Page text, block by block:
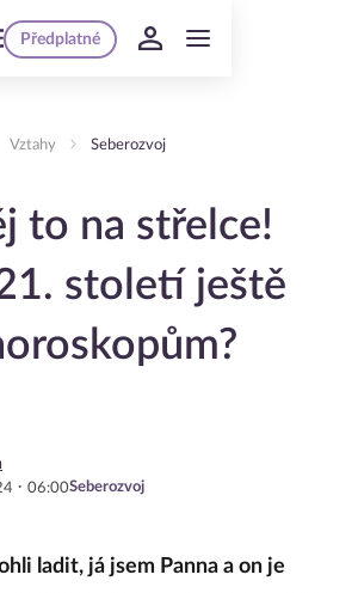
Předplatné
Vztahy Seberozvoj
to na střelce!
století ještě
· 06:00Seberozvoj
ladit, já jsem Panna a on je